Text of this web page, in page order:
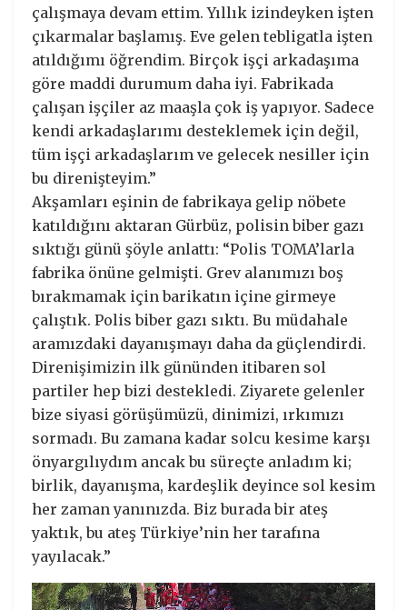
çalışmaya devam ettim. Yıllık izindeyken işten
çıkarmalar başlamış. Eve gelen tebligatla işten
atıldığımı öğrendim. Birçok işçi arkadaşıma
göre maddi durumum daha iyi. Fabrikada
çalışan işçiler az maaşla çok iş yapıyor. Sadece
kendi arkadaşlarımı desteklemek için değil,
tüm işçi arkadaşlarım ve gelecek nesiller için
bu direnişteyim.”
Akşamları eşinin de fabrikaya gelip nöbete
katıldığını aktaran Gürbüz, polisin biber gazı
sıktığı günü şöyle anlattı: “Polis TOMA’larla
fabrika önüne gelmişti. Grev alanımızı boş
bırakmamak için barikatın içine girmeye
çalıştık. Polis biber gazı sıktı. Bu müdahale
aramızdaki dayanışmayı daha da güçlendirdi.
Direnişimizin ilk gününden itibaren sol
partiler hep bizi destekledi. Ziyarete gelenler
bize siyasi görüşümüzü, dinimizi, ırkımızı
sormadı. Bu zamana kadar solcu kesime karşı
önyargılıydım ancak bu süreçte anladım ki;
birlik, dayanışma, kardeşlik deyince sol kesim
her zaman yanınızda. Biz burada bir ateş
yaktık, bu ateş Türkiye’nin her tarafına
yayılacak.”